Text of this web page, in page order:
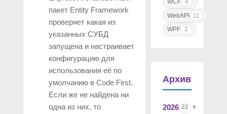
пакет Entity Framework
проверяет какая из
указанных СУБД
запущена и настраивает
конфигурацию для
использования её по
умолчанию в Code First.
Если же не найдена ни
одна из них, то
WCF 4
WebAPI
11
WPF 2
Архив
2026 22